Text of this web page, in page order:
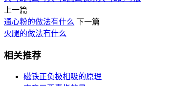
上一篇
通心粉的做法有什么 下一篇
火腿的做法有什么
相关推荐
磁铁正负极相吸的原理